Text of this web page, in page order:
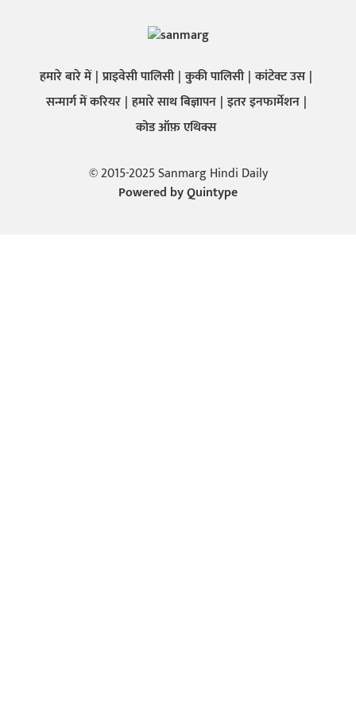
हमारे बारे में प्राइवेसी पालिसी कुकी पालिसी कांटेक्ट उस
सन्मार्ग में करियर हमारे साथ बिज्ञापन इतर इनफार्मेशन
कोड ऑफ़ एथिक्स
© 2015-2025 Sanmarg Hindi Daily
Powered byQuintype